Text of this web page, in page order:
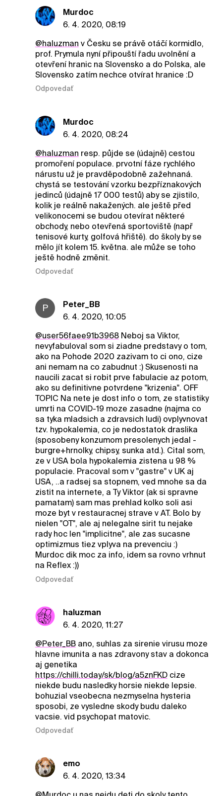
Murdoc
6. 4. 2020, 08:19
@haluzman v Česku se právě otáčí kormidlo,
prof. Prymula nyní připouští řadu uvolnění a
otevření hranic na Slovensko a do Polska, ale
Slovensko zatím nechce otvírat hranice :D
Odpovedať
Murdoc
6. 4. 2020, 08:24
@haluzman resp. půjde se (údajně) cestou
promoření populace. prvotní fáze rychlého
nárustu už je pravděpodobně zažehnaná.
chystá se testování vzorku bezpříznakových
jedinců (údajně 17 000 testů) aby se zjistilo,
kolik je reálně nakažených. ale ještě před
velikonocemi se budou otevírat některé
obchody, nebo otevřená sportoviště (např
tenisové kurty, golfová hřiště). do školy by se
mělo jít kolem 15. května. ale může se toho
ještě hodně změnit.
Odpovedať
P
Peter_BB
6. 4. 2020, 10:05
@user56faee91b3968Neboj sa Viktor,
nevyfabuloval som si ziadne predstavy o tom,
ako na Pohode 2020 zazivam to ci ono, cize
ani nemam na co zabudnut :) Skusenosti na
naucili zacat si robit prve fabulacie az potom,
ako su definitivne potvrdene "krizenia". OFF
TOPIC Na nete je dost info o tom, ze statistiky
umrti na COVID-19 moze zasadne (najma co
sa tyka mladsich a zdravsich ludi) ovplyvnovat
tzv. hypokalemia, co je nedostatok draslika
(sposobeny konzumom presolenych jedal -
burgre+hrnolky, chipsy, sunka atd.). Cital som,
ze v USA bola hypokalemia zistena u 98 %
populacie. Pracoval som v "gastre" v UK aj
USA, ..a radsej sa stopnem, ved mnohe sa da
zistit na internete, a Ty Viktor (ak si spravne
pamatam) sam mas prehlad kolko soli asi
moze byt v restauracnej strave v AT. Bolo by
nielen "OT", ale aj nelegalne sirit tu nejake
rady hoc len "implicitne", ale zas sucasne
optimizmus tiez vplyva na prevenciu :)
Murdoc dik moc za info, idem sa rovno vrhnut
na Reflex :))
Odpovedať
haluzman
6. 4. 2020, 11:27
@Peter_BBano, suhlas za sirenie virusu moze
hlavne imunita a nas zdravony stav a dokonca
aj genetika
https://chilli.today/sk/blog/a5znFKDcize
niekde budu nasledky horsie niekde lepsie.
bohuzial vseobecna nezmyselna hysteria
sposobi, ze vysledne skody budu daleko
vacsie. vid psychopat matovic.
Odpovedať
emo
6. 4. 2020, 13:34